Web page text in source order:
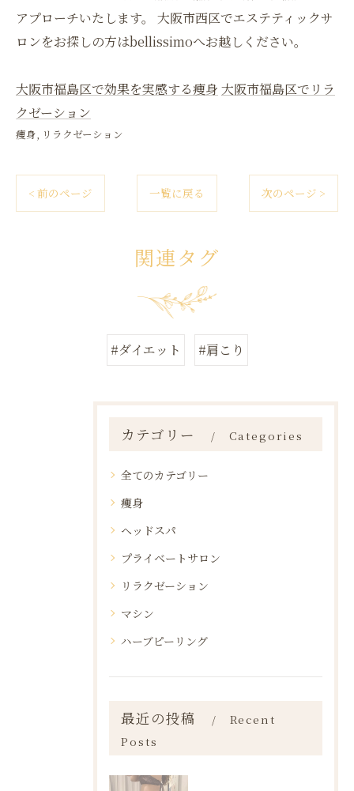
アプローチいたします。 大阪市西区でエステティックサ
ロンをお探しの方はbellissimoへお越しください。
大阪市福島区で効果を実感する痩身 大阪市福島区でリラ
クゼーション
痩身 リラクゼーション
< 前のページ 一覧に戻る 次のページ >
関連タグ
#ダイエット #肩こり
カテゴリー Categories
全てのカテゴリー
痩身
ヘッドスパ
プライベートサロン
リラクゼーション
マシン
ハーブピーリング
最近の投稿
Recent
Posts